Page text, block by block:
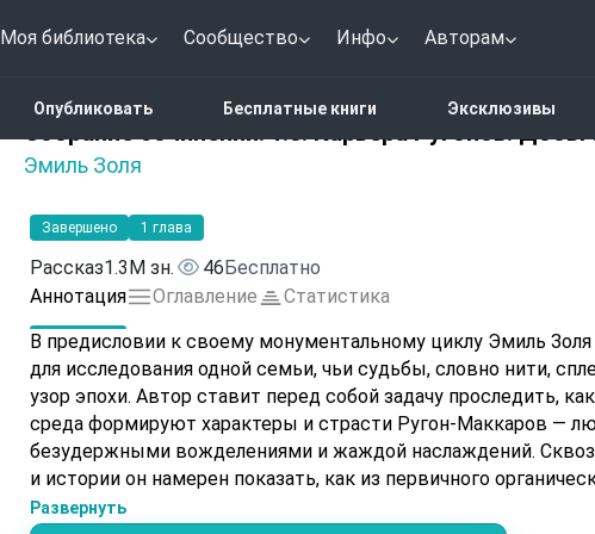
Моя библиотека Сообщество Инфо Авторам
Опубликовать Бесплатные книги Эксклюзивы
Собрание сочинений. Т.3. Карьера Ругонов.
Эмиль Золя
Завершено 1 глава
Рассказ1.3M зн. 46Бесплатно
Аннотация
Оглавление
Статистика
В предисловии к своему монументальному циклу Эмиль
для исследования одной семьи, чьи судьбы, словно нити,
узор эпохи. Автор ставит перед собой задачу проследить,
среда формируют характеры и страсти Ругон-Маккаров —
безудержными вожделениями и жаждой наслаждений.
и истории он намерен показать, как из первичного
передающегося из поколения в поколение, рождаются и
Развернуть